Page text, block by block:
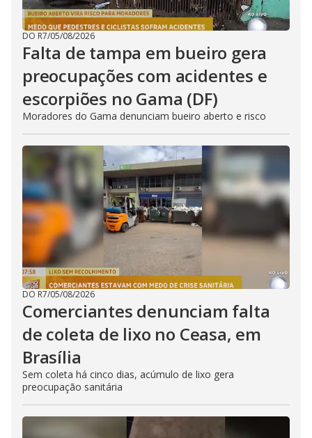
DO R7/05/08/2026
Falta de tampa em bueiro gera
preocupações com acidentes e
escorpiões no Gama (DF)
Moradores do Gama denunciam bueiro aberto e risco
DO R7/05/08/2026
Comerciantes denunciam falta
de coleta de lixo no Ceasa, em
Brasília
Sem coleta há cinco dias, acúmulo de lixo gera
preocupação sanitária